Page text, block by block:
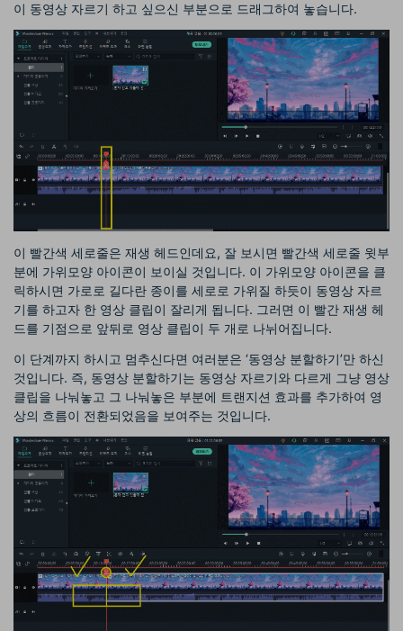
이 동영상 자르기 하고 싶으신 부분으로 드래그하여 놓습니다.
이 빨간색 세로줄은 재생 헤드인데요, 잘 보시면 빨간색 세로줄 윗부
분에 가위모양 아이콘이 보이실 것입니다. 이 가위모양 아이콘을 클
릭하시면 가로로 길다란 종이를 세로로 가위질 하듯이 동영상 자르
기를 하고자 한 영상 클립이 잘리게 됩니다. 그러면 이 빨간 재생 헤
드를 기점으로 앞뒤로 영상 클립이 두 개로 나뉘어집니다.
이 단계까지 하시고 멈추신다면 여러분은 ‘동영상 분할하기’만 하신
것입니다. 즉, 동영상 분할하기는 동영상 자르기와 다르게 그냥 영상
클립을 나눠놓고 그 나눠놓은 부분에 트랜지션 효과를 추가하여 영
상의 흐름이 전환되었음을 보여주는 것입니다.